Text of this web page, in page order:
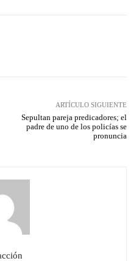
ARTÍCULO SIGUIENTE
Sepultan pareja predicadores; el
padre de uno de los policías se
pronuncia